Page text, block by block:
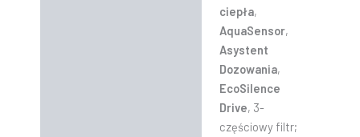
ciepła,
AquaSensor,
Asystent
Dozowania,
EcoSilence
Drive, 3-
częściowy filtr;